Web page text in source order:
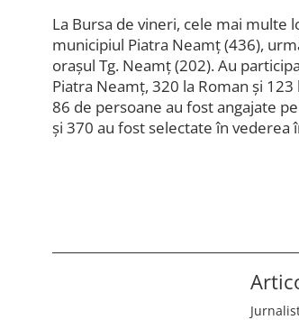
La Bursa de vineri, cele mai multe
municipiul Piatra Neamț (436),
orașul Tg. Neamț (202). Au
Piatra Neamț, 320 la Roman și
86 de persoane au fost angajate
și 370 au fost selectate în vederea